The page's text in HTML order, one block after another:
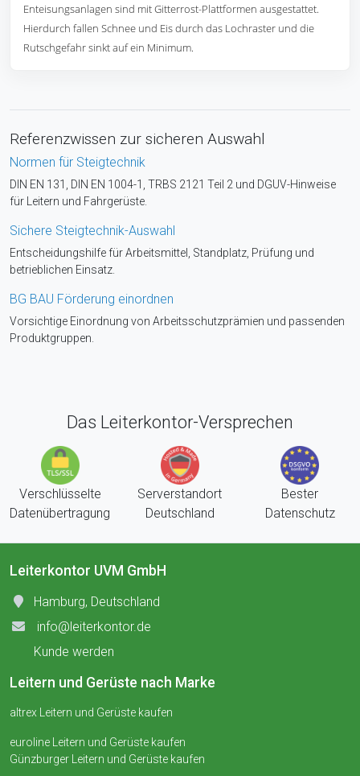
Enteisungsanlagen sind mit Gitterrost-Plattformen ausgestattet.
Hierdurch fallen Schnee und Eis durch das Lochraster und die
Rutschgefahr sinkt auf ein Minimum.
Referenzwissen zur sicheren Auswahl
Normen für Steigtechnik
DIN EN 131, DIN EN 1004-1, TRBS 2121 Teil 2 und DGUV-Hinweise
für Leitern und Fahrgerüste.
Sichere Steigtechnik-Auswahl
Entscheidungshilfe für Arbeitsmittel, Standplatz, Prüfung und
betrieblichen Einsatz.
BG BAU Förderung einordnen
Vorsichtige Einordnung von Arbeitsschutzprämien und passenden
Produktgruppen.
Das Leiterkontor-Versprechen
Verschlüsselte
Datenübertragung
Serverstandort
Deutschland
Bester
Datenschutz
Leiterkontor UVM GmbH
Hamburg, Deutschland
info@leiterkontor.de
Kunde werden
Leitern und Gerüste nach Marke
altrex Leitern und Gerüste kaufen
euroline Leitern und Gerüste kaufen
Günzburger Leitern und Gerüste kaufen